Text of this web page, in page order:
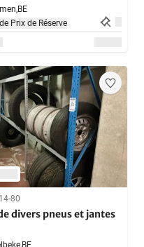
BE
Prix de Réserve
80
divers pneus et jantes
BE